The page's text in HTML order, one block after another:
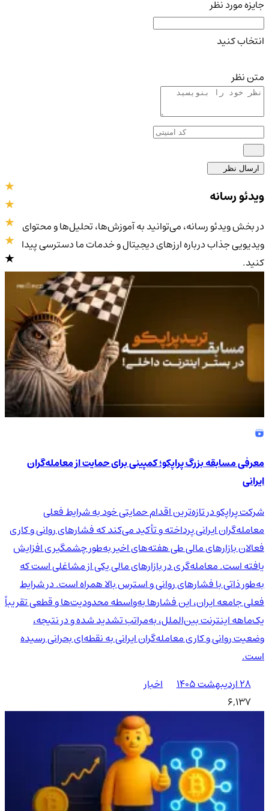
جایزه مورد نظر
انتخاب کنید
متن نظر
ارسال نظر
4.9/5
ویدئو رسانه
در بخش ویدئو رسانه، می‌توانید به آموزش‌ها، تحلیل‌ها و محتوای
ویدیویی جذاب درباره ارزهای دیجیتال و خدمات ما دسترسی پیدا
کنید.
معرفی مسابقه بزرگ پراپکو؛ کمپینی برای حمایت از معامله‌گران
ایرانی
شرکت پراپکو در تازه‌ترین اقدام حمایتی خود به شرایط فعلی
معامله‌گران ایرانی پرداخته و تأکید می‌کند که فشارهای روانی و کاری
فعالان بازارهای مالی طی هفته‌های اخیر به‌طور چشمگیری افزایش
یافته است. معامله‌گری در بازارهای مالی یکی از مشاغلی است که
به‌طور ذاتی با فشارهای روانی و استرس بالا همراه است. در شرایط
فعلی جامعه ایران، این فشارها به‌واسطه محدودیت‌ها و قطعی تقریباً
یک‌ماهه اینترنت بین‌الملل، به‌مراتب تشدید شده و در نتیجه،
وضعیت روانی و کاری معامله‌گران ایرانی به نقطه‌ای بحرانی رسیده
است.
۲۸ اردیبهشت ۱۴۰۵
اخبار
6,137